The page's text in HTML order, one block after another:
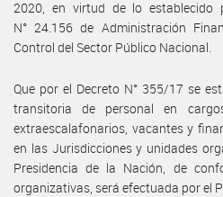
2020, en virtud de lo
N° 24.156 de Administración
Control del Sector Público Nacional.
Que por el Decreto N° 355/17 se
transitoria de personal en
extraescalafonarios, vacantes y
en las Jurisdicciones y unidades
Presidencia de la Nación, de
organizativas, será efectuada por el